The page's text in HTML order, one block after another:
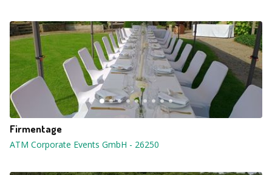
Firmentage
ATM Corporate Events GmbH - 26250